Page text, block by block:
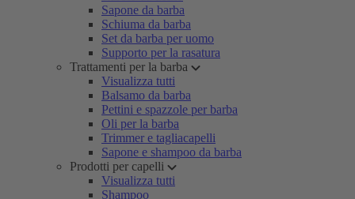
Sapone da barba
Schiuma da barba
Set da barba per uomo
Supporto per la rasatura
Trattamenti per la barba
Visualizza tutti
Balsamo da barba
Pettini e spazzole per barba
Oli per la barba
Trimmer e tagliacapelli
Sapone e shampoo da barba
Prodotti per capelli
Visualizza tutti
Shampoo